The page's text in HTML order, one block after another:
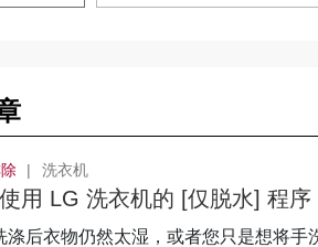
洗衣机
用 LG 洗衣机的 [仅脱水] 程序
涤后衣物仍然太湿，或者您只是想将手